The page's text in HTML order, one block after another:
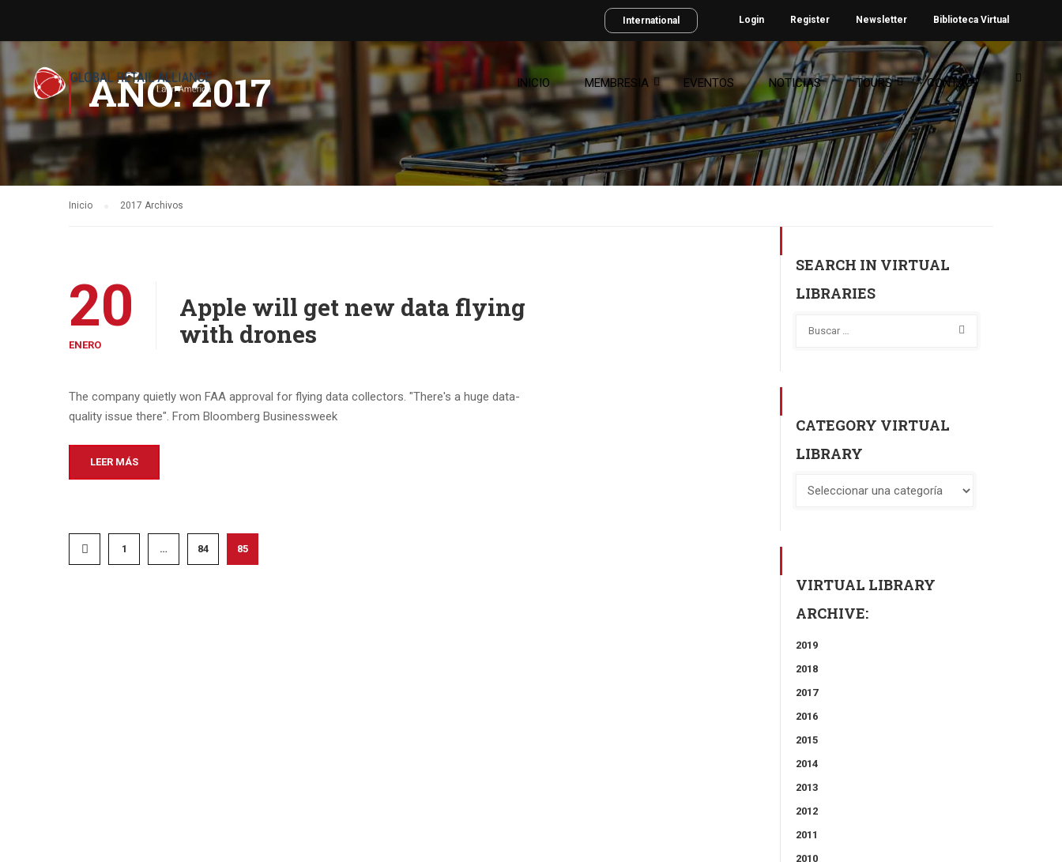
Login Register Newsletter Biblioteca Virtual
International
INICIO MEMBRESIA EVENTOS NOTICIAS TOURS CONTACT
AÑO: 2017
Inicio 2017 Archivos
20
ENERO
Apple will get new data flying
with drones
The company quietly won FAA approval for flying data collectors. "There's a huge data-
quality issue there". From Bloomberg Businessweek
LEER MÁS
1 … 84 85
SEARCH IN VIRTUAL
LIBRARIES
CATEGORY VIRTUAL
LIBRARY
VIRTUAL LIBRARY
ARCHIVE:
2019
2018
2017
2016
2015
2014
2013
2012
2011
2010